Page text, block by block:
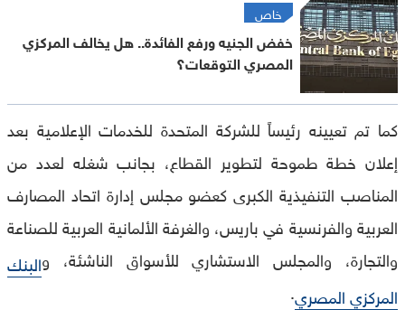
خاص
خفض الجنيه ورفع الفائدة.. هل يخالف المركزي
المصري التوقعات؟
كما تم تعيينه رئيساً للشركة المتحدة للخدمات الإعلامية بعد
إعلان خطة طموحة لتطوير القطاع، بجانب شغله لعدد من
المناصب التنفيذية الكبرى كعضو مجلس إدارة اتحاد المصارف
العربية والفرنسية في باريس، والغرفة الألمانية العربية للصناعة
والتجارة، والمجلس الاستشاري للأسواق الناشئة، والبنك
المركزي المصري.